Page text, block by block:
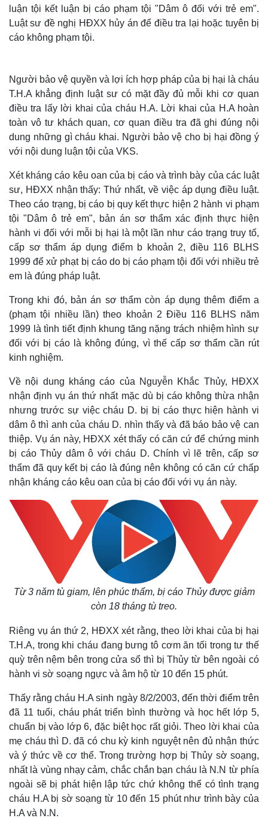
Thế giới
Quan sát
Hồ sơ
Multimedia
E-Magazine
Infographic
luận tội kết luận bị cáo phạm tội "Dâm ô đối với trẻ em".
Luật sư đề nghị HĐXX hủy án để điều tra lại hoặc tuyên bị
cáo không phạm tội.
Người bảo vệ quyền và lợi ích hợp pháp của bị hại là cháu
T.H.A khẳng định luật sư có mặt đầy đủ mỗi khi cơ quan
điều tra lấy lời khai của cháu H.A. Lời khai của H.A hoàn
toàn vô tư khách quan, cơ quan điều tra đã ghi đúng nội
dung những gì cháu khai. Người bảo vệ cho bị hại đồng ý
với nội dung luận tội của VKS.
Xét kháng cáo kêu oan của bị cáo và trình bày của các luật
sư, HĐXX nhận thấy: Thứ nhất, về việc áp dụng điều luật.
Theo cáo trạng, bị cáo bị quy kết thực hiện 2 hành vi phạm
tội "Dâm ô trẻ em", bản án sơ thẩm xác định thực hiện
hành vi đối với mỗi bị hại là một lần như cáo trạng truy tố,
cấp sơ thẩm áp dụng điểm b khoản 2, điều 116 BLHS
1999 để xử phạt bị cáo do bị cáo phạm tội đối với nhiều trẻ
em là đúng pháp luật.
Trong khi đó, bản án sơ thẩm còn áp dụng thêm điểm a
(phạm tội nhiều lần) theo khoản 2 Điều 116 BLHS năm
1999 là tình tiết định khung tăng nặng trách nhiệm hình sự
đối với bị cáo là không đúng, vì thế cấp sơ thẩm cần rút
kinh nghiệm.
Về nội dung kháng cáo của Nguyễn Khắc Thủy, HĐXX
nhận định vụ án thứ nhất mặc dù bị cáo không thừa nhận
nhưng trước sự việc cháu D. bị bị cáo thực hiện hành vi
dâm ô thì anh của cháu D. nhìn thấy và đã báo bảo vệ can
thiệp. Vụ án này, HĐXX xét thấy có căn cứ để chứng minh
bị cáo Thủy dâm ô với cháu D. Chính vì lẽ trên, cấp sơ
thẩm đã quy kết bị cáo là đúng nên không có căn cứ chấp
nhận kháng cáo kêu oan của bị cáo đối với vụ án này.
Từ 3 năm tù giam, lên phúc thẩm, bị cáo Thủy được giảm
còn 18 tháng tù treo.
Riêng vụ án thứ 2, HĐXX xét rằng, theo lời khai của bị hại
T.H.A, trong khi cháu đang bưng tô cơm ăn tối trong tư thế
quỳ trên nệm bên trong cửa sổ thì bị Thủy từ bên ngoài có
hành vi sờ soạng ngực và âm hộ từ 10 đến 15 phút.
Thấy rằng cháu H.A sinh ngày 8/2/2003, đến thời điểm trên
đã 11 tuổi, cháu phát triển bình thường và học hết lớp 5,
chuẩn bị vào lớp 6, đặc biệt học rất giỏi. Theo lời khai của
mẹ cháu thì D. đã có chu kỳ kinh nguyệt nên đủ nhận thức
và ý thức về cơ thể. Trong trường hợp bị Thủy sờ soạng,
nhất là vùng nhạy cảm, chắc chắn bạn cháu là N.N từ phía
ngoài sẽ bị phát hiện lập tức chứ không thể có tình trạng
cháu H.A bị sờ soạng từ 10 đến 15 phút như trình bày của
H.A và N.N.